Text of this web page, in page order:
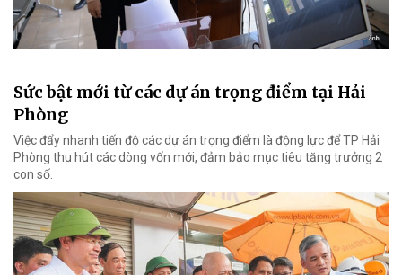
Sức bật mới từ các dự án trọng điểm tại Hải
Phòng
Việc đẩy nhanh tiến độ các dự án trọng điểm là động lực để TP Hải
Phòng thu hút các dòng vốn mới, đảm bảo mục tiêu tăng trưởng 2
con số.